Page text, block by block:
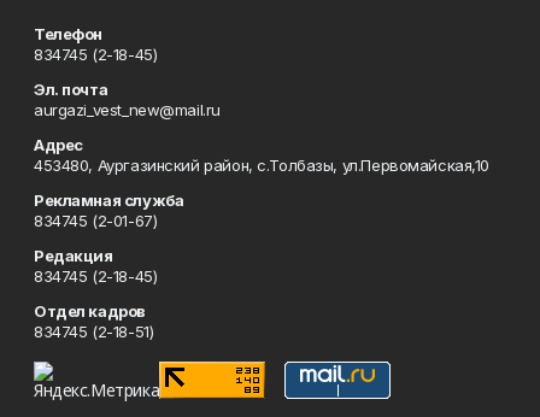
Телефон
834745 (2-18-45)
Эл. почта
aurgazi_vest_new@mail.ru
Адрес
453480, Аургазинский район, с.Толбазы, ул.Первомайская,10
Рекламная служба
834745 (2-01-67)
Редакция
834745 (2-18-45)
Отдел кадров
834745 (2-18-51)